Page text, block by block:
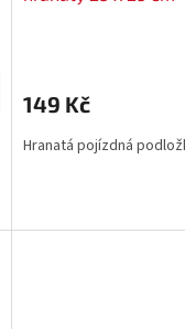
149 Kč
Hranatá pojízdná